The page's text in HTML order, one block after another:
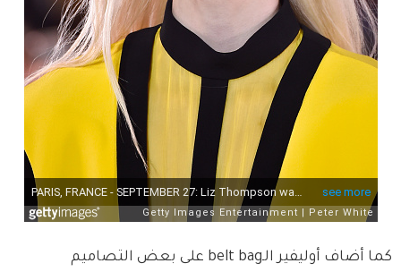
كما أضاف أوليفير الـbelt bag على بعض التصاميم